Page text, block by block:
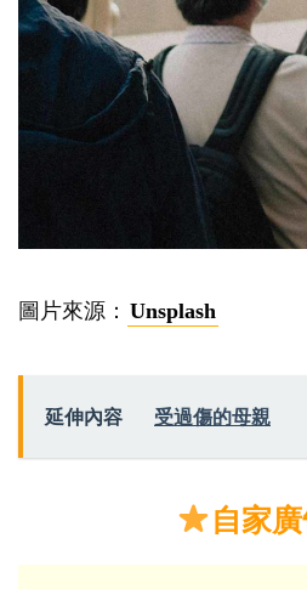
圖片來源： Unsplash
延伸內容 受過傷的母親
自家